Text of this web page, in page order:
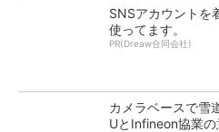
SNSアカウントを
使ってます。
PR(Dreaw合同会社)
カメラベースで雪
UとInfineon協業の